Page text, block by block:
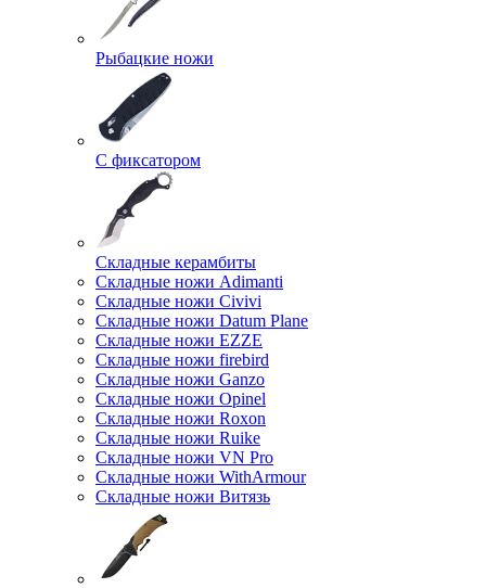
Рыбацкие ножи
С фиксатором
Складные керамбиты
Складные ножи Adimanti
Складные ножи Civivi
Складные ножи Datum Plane
Складные ножи EZZE
Складные ножи firebird
Складные ножи Ganzo
Складные ножи Opinel
Складные ножи Roxon
Складные ножи Ruike
Складные ножи VN Pro
Складные ножи WithArmour
Складные ножи Витязь